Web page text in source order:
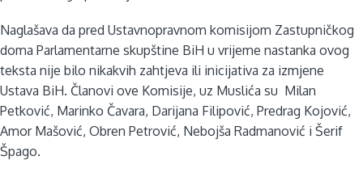
Naglašava da pred Ustavnopravnom komisijom Zastupničkog
doma Parlamentarne skupštine BiH u vrijeme nastanka ovog
teksta nije bilo nikakvih zahtjeva ili inicijativa za izmjene
Ustava BiH. Članovi ove Komisije, uz Muslića su Milan
Petković, Marinko Čavara, Darijana Filipović, Predrag Kojović,
Amor Mašović, Obren Petrović, Nebojša Radmanović i Šerif
Špago.